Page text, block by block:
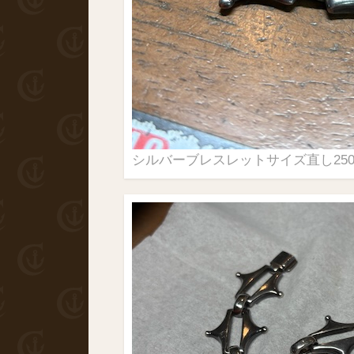
シルバーブレスレットサイズ直し